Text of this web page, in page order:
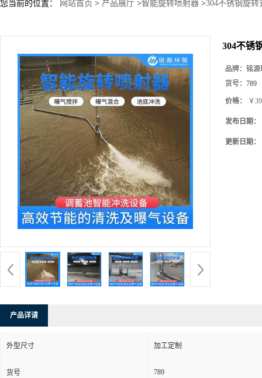
您当前的位置： 网站首页 > 产品展厅 >智能旋转喷射器 >304不锈钢旋
304不锈
品牌： 铭源
货号： 789
价格： ￥
发布日期：
更新日期：
产品详请
外型尺寸 加工定制
货号 789